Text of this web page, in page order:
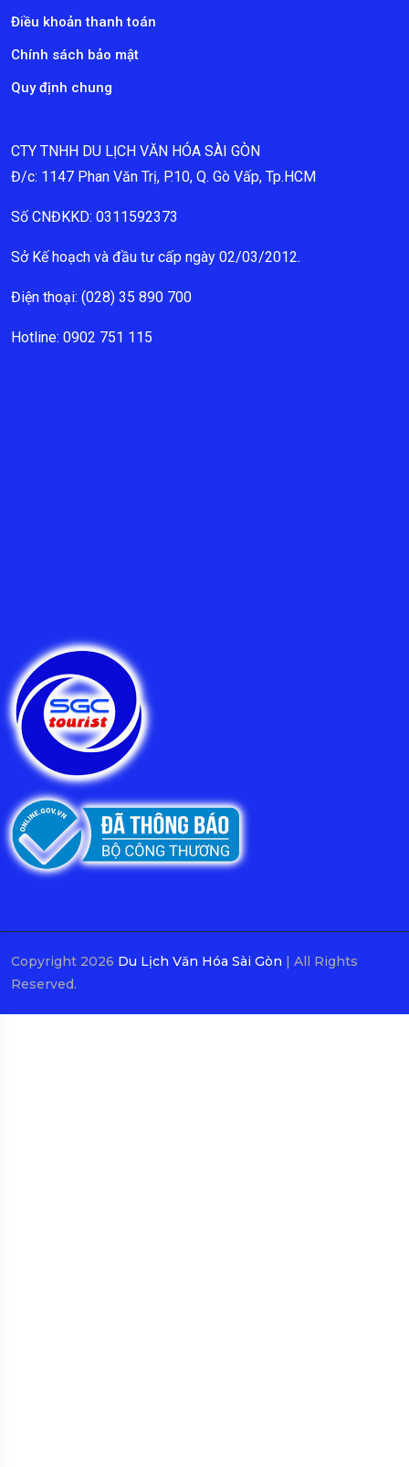
Điều khoản thanh toán
Chính sách bảo mật
Quy định chung
CTY TNHH DU LỊCH VĂN HÓA SÀI GÒN
Đ/c: 1147 Phan Văn Trị, P.10, Q. Gò Vấp, Tp.HCM
Số CNĐKKD: 0311592373
Sở Kế hoạch và đầu tư cấp ngày 02/03/2012.
Điện thoại: (028) 35 890 700
Hotline: 0902 751 115
Copyright 2026 Du Lịch Văn Hóa Sài Gòn | All Rights
Reserved.